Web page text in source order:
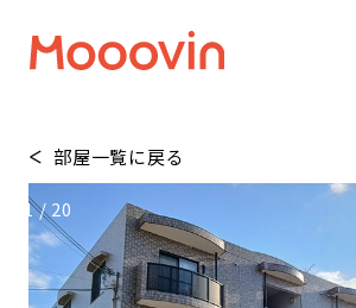
部屋一覧に戻る
1/20